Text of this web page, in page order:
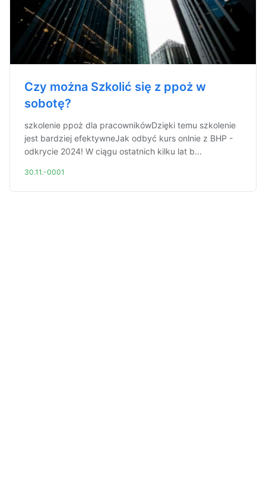
Czy można Szkolić się z ppoż w
sobotę?
szkolenie ppoż dla pracownikówDzięki temu szkolenie
jest bardziej efektywneJak odbyć kurs onlnie z BHP -
odkrycie 2024! W ciągu ostatnich kilku lat b...
30.11.-0001